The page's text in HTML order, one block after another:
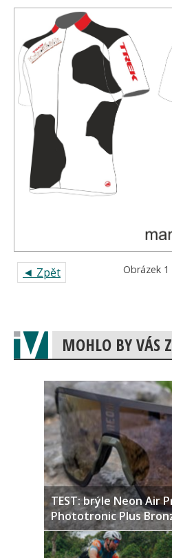
◄ Zpět Obrázek 1
MOHLO BY VÁS
TEST: brýle Neon Air
Phototronic Plus